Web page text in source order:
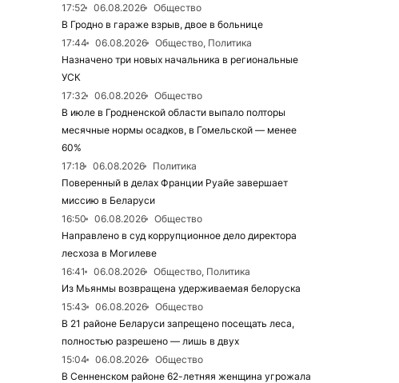
17:52
06.08.2026
Общество
В Гродно в гараже взрыв, двое в больнице
17:44
06.08.2026
Общество, Политика
Назначено три новых начальника в региональные
УСК
17:32
06.08.2026
Общество
В июле в Гродненской области выпало полторы
месячные нормы осадков, в Гомельской — менее
60%
17:18
06.08.2026
Политика
Поверенный в делах Франции Руайе завершает
миссию в Беларуси
16:50
06.08.2026
Общество
Направлено в суд коррупционное дело директора
лесхоза в Могилеве
16:41
06.08.2026
Общество, Политика
Из Мьянмы возвращена удерживаемая белоруска
15:43
06.08.2026
Общество
В 21 районе Беларуси запрещено посещать леса,
полностью разрешено — лишь в двух
15:04
06.08.2026
Общество
В Сенненском районе 62-летняя женщина угрожала